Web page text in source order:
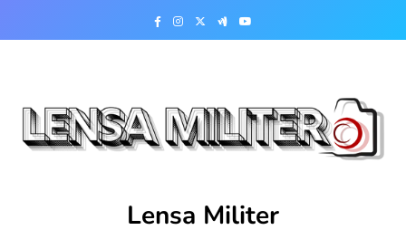
Lensa Militer